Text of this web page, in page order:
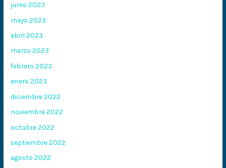
junio 2023
mayo 2023
abril 2023
marzo 2023
febrero 2023
enero 2023
diciembre 2022
noviembre 2022
octubre 2022
septiembre 2022
agosto 2022